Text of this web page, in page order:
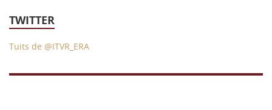
TWITTER
Tuits de @ITVR_ERA